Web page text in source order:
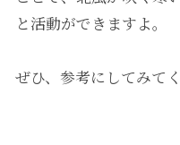
と活動ができますよ。
ぜひ、参考にしてみてく